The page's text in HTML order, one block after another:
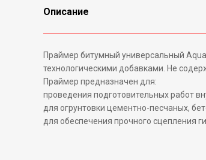
Описание
Праймер битумный универсальный
технологическими добавками. Не
Праймер предназначен для:
проведения подготовительных работ
для огрунтовки цементно-песчаных,
для обеспечения прочного сцепления